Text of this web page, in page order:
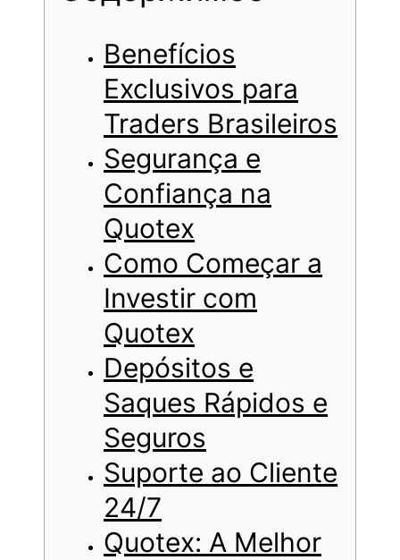
Benefícios
Exclusivos para
Traders Brasileiros
Segurança e
Confiança na
Quotex
Como Começar a
Investir com
Quotex
Depósitos e
Saques Rápidos e
Seguros
Suporte ao Cliente
24/7
Quotex: A Melhor